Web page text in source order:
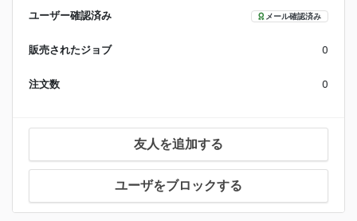
ユーザー確認済み メール確認済み
販売されたジョブ 0
注文数 0
友人を追加する
ユーザをブロックする